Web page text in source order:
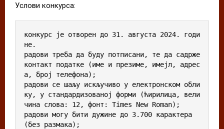
Услови конкурса:
конкурс је отворен до 31. августа 2024. годи
не.
радови треба да буду потписани, те да садрже
контакт податке (име и презиме, имејл, адрес
а, број телефона);
радови се шаљу искључиво у електронском обли
ку, у стандардизованој форми (ћирилица, вели
чина слова: 12, фонт: Times New Roman);
радови могу бити дужине до 3.700 карактера
(без размака);